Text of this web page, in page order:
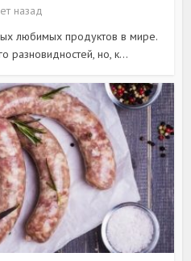
назад
любимых продуктов в мире.
разновидностей, но, к...